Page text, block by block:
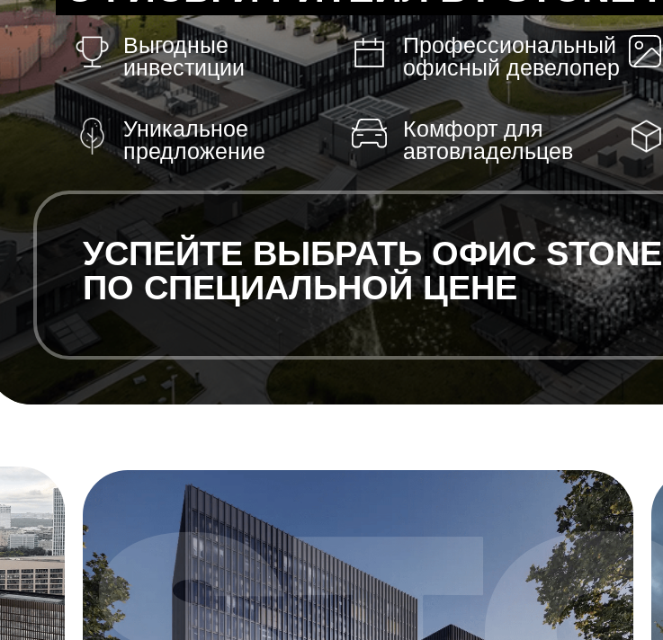
Выгодные
инвестиции
Уникальное
предложение
Профессиональный
офисный девелопер
Комфорт для
автовладельцев
УСПЕЙТЕ ВЫБРАТЬ ОФИС STONE
ПО СПЕЦИАЛЬНОЙ ЦЕНЕ